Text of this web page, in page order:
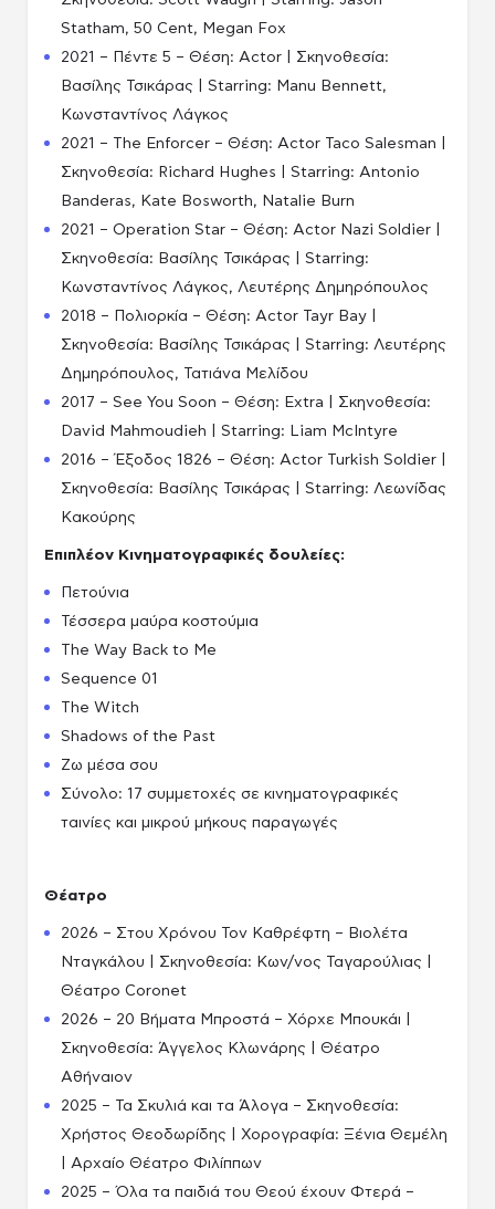
Statham, 50 Cent, Megan Fox
2021 – Πέντε 5 – Θέση: Actor | Σκηνοθεσία:
Βασίλης Τσικάρας | Starring: Manu Bennett,
Κωνσταντίνος Λάγκος
2021 – The Enforcer – Θέση: Actor Taco Salesman |
Σκηνοθεσία: Richard Hughes | Starring: Antonio
Banderas, Kate Bosworth, Natalie Burn
2021 – Operation Star – Θέση: Actor Nazi Soldier |
Σκηνοθεσία: Βασίλης Τσικάρας | Starring:
Κωνσταντίνος Λάγκος, Λευτέρης Δημηρόπουλος
2018 – Πολιορκία – Θέση: Actor Tayr Bay |
Σκηνοθεσία: Βασίλης Τσικάρας | Starring: Λευτέρης
Δημηρόπουλος, Τατιάνα Μελίδου
2017 – See You Soon – Θέση: Extra | Σκηνοθεσία:
David Mahmoudieh | Starring: Liam McIntyre
2016 – Έξοδος 1826 – Θέση: Actor Turkish Soldier |
Σκηνοθεσία: Βασίλης Τσικάρας | Starring: Λεωνίδας
Κακούρης
Επιπλέον Κινηματογραφικές δουλείες:
Πετούνια
Τέσσερα μαύρα κοστούμια
The Way Back to Me
Sequence 01
The Witch
Shadows of the Past
Ζω μέσα σου
Σύνολο: 17 συμμετοχές σε κινηματογραφικές
ταινίες και μικρού μήκους παραγωγές
Θέατρο
2026 – Στου Χρόνου Τον Καθρέφτη – Βιολέτα
Νταγκάλου | Σκηνοθεσία: Κων/νος Ταγαρούλιας |
Θέατρο Coronet
2026 – 20 Βήματα Μπροστά – Χόρχε Μπουκάι |
Σκηνοθεσία: Άγγελος Κλωνάρης | Θέατρο
Αθήναιον
2025 – Τα Σκυλιά και τα Άλογα – Σκηνοθεσία:
Χρήστος Θεοδωρίδης | Χορογραφία: Ξένια Θεμέλη
| Αρχαίο Θέατρο Φιλίππων
2025 – Όλα τα παιδιά του Θεού έχουν Φτερά –